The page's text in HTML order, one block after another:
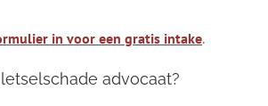
in voor een gratis intake.
advocaat?